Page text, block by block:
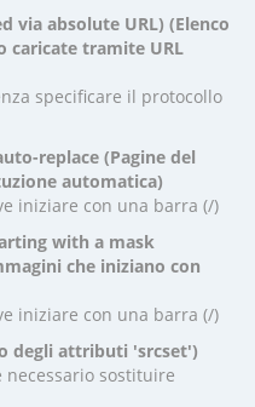
via absolute URL) (Elenco
caricate tramite URL
specificare il protocollo
replace (Pagine del
automatica)
iniziare con una barra (/)
with a mask
che iniziano con
iniziare con una barra (/)
degli attributi 'srcset')
sostituire